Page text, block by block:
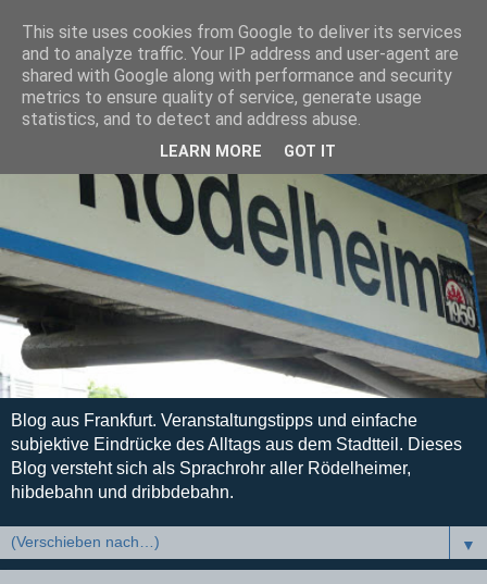
Blog aus Frankfurt. Veranstaltungstipps und einfache
subjektive Eindrücke des Alltags aus dem Stadtteil. Dieses
Blog versteht sich als Sprachrohr aller Rödelheimer,
hibdebahn und dribbdebahn.
▼
This site uses cookies from Google to deliver its services
and to analyze traffic. Your IP address and user-agent are
shared with Google along with performance and security
metrics to ensure quality of service, generate usage
statistics, and to detect and address abuse.
LEARN MORE GOT IT